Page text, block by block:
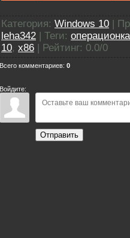
Категория: Windows 10
leha342
Теги: операционка
10, x86 Рейтинг: 0.0/0
Всего комментариев: 0
Войдите:
Отправить